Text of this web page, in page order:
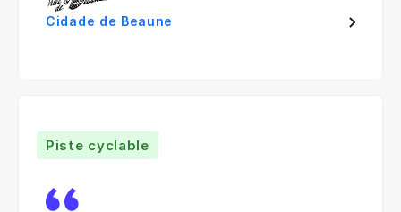
Cidade de Beaune
Piste cyclable